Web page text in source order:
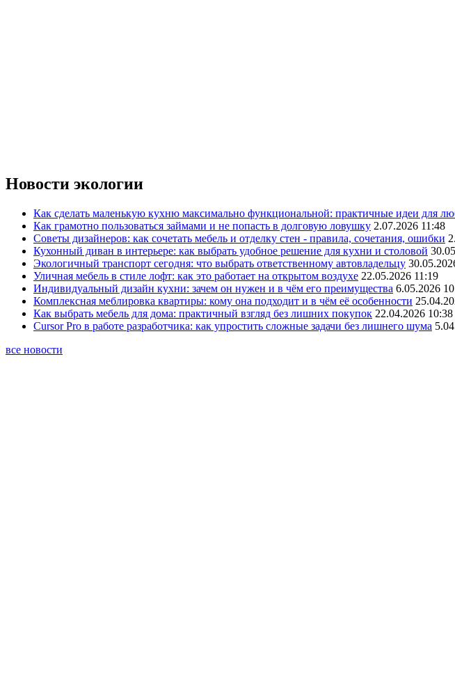
Новости экологии
Как сделать маленькую кухню максимально функциональной: практичные идеи для
Как грамотно пользоваться займами и не попасть в долговую ловушку 2.07.2026 11:48
Советы дизайнеров: как сочетать мебель и отделку стен - правила, сочетания, ошибки
Кухонный диван в интерьере: как выбрать удобное решение для кухни и столовой
Экологичный транспорт сегодня: что выбрать ответственному автовладельцу
Уличная мебель в стиле лофт: как это работает на открытом воздухе 22.05.2026 11:19
Индивидуальный дизайн кухни: зачем он нужен и в чём его преимущества 6.05.2026
Комплексная меблировка квартиры: кому она подходит и в чём её особенности
Как выбрать мебель для дома: практичный взгляд без лишних покупок 22.04.2026 10:38
Cursor Pro в работе разработчика: как упростить сложные задачи без лишнего шума
все новости